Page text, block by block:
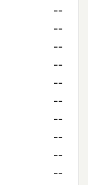
--
--
--
--
--
--
--
--
--
--